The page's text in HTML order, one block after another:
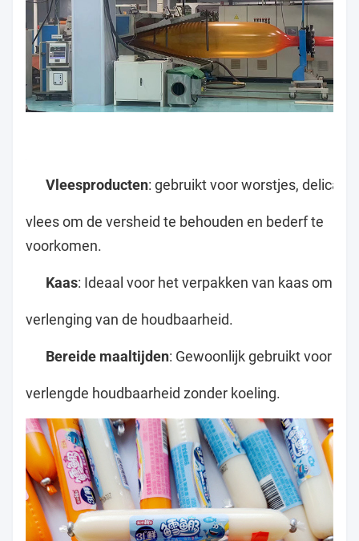
Vleesproducten: gebruikt voor worstjes,
vlees om de versheid te behouden en bederf te
voorkomen.
Kaas: Ideaal voor het verpakken van kaas om
verlenging van de houdbaarheid.
Bereide maaltijden: Gewoonlijk gebruikt voor
verlengde houdbaarheid zonder koeling.